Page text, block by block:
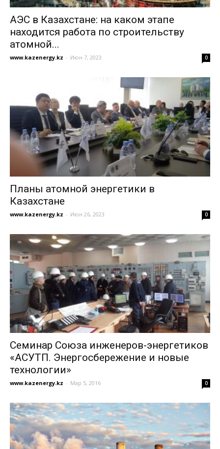
АЭС в Казахстане: на каком этапе
находится работа по строительству
атомной...
www.kazenergy.kz - Июн 7, 2023 0
Планы атомной энергетики в
Казахстане
www.kazenergy.kz - Июн 26, 2023 0
Семинар Союза инженеров-энергетиков
«АСУТП. Энергосбережение и новые
технологии»
www.kazenergy.kz - Мар 5, 2016 0